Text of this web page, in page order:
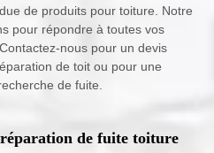
de produits pour toiture. Notre
pour répondre à toutes vos
nous pour un devis
de toit ou pour une
de fuite.
de fuite toiture